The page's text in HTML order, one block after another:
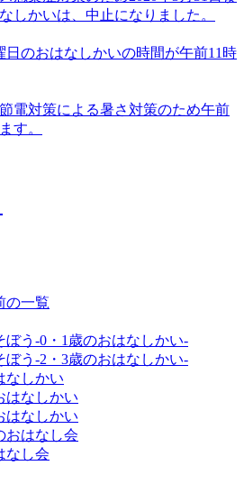
しかいは、中止になりました。
日のおはなしかいの時間が午前11時
電対策による暑さ対策のため午前
す。
の一覧
ぼう-0・1歳のおはなしかい-
ぼう-2・3歳のおはなしかい-
なしかい
はなしかい
はなしかい
おはなし会
なし会